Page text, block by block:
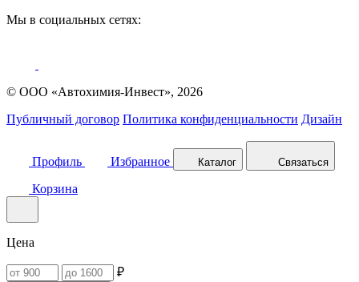
Мы в социальных сетях:
© ООО «Автохимия-Инвест», 2026
Публичный договор Политика конфиденциальности Дизайн
Профиль Избранное Каталог Связаться
Корзина
Цена
₽